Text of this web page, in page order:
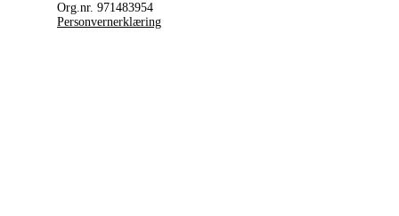
Org.nr. 971483954
Personvernerklæring